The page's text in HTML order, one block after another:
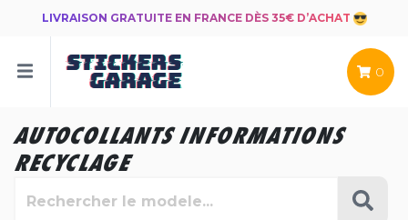
LIVRAISON GRATUITE EN FRANCE DÈS 35€ D’ACHAT
0
AUTOCOLLANTS INFORMATIONS
RECYCLAGE